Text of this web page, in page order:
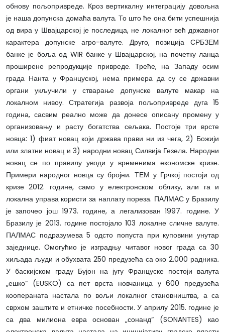
обнову пољопривреде. Кроз вертикалну интеграцију довољна
је наша допунска домаћа валута. То што ће она бити успешнија
од вира у Швајцарској је последица, не локалног већ државног
карактера допунске агро-валуте. Друго, позиција СРБЗЕМ
банке је боља од WIR банке у Швајцарској, на почетку ланца
проширене репродукције привреде. Треће, на Западу осим
града Нанта у Француској, нема примера да су се државни
органи укључили у стварање допунске валуте макар на
локалном нивоу. Стратегија развоја пољопривреде дуга 15
година, сасвим реално може да донесе описану промену у
организовању и расту богатства сељака. Постоје три врсте
новца: 1) фиат новац који држава прави ни из чега, 2) Божији
или златни новац и 3) народни новац Силвија Гезела. Народни
новац се по правилу уводи у временима економске кризе.
Примери народног новца су бројни. ТЕМ у Грчкој постоји од
кризе 2012. године, само у електронском облику, али га и
локална управа користи за наплату пореза. ПАЛМАС у Бразилу
је започео још 1973. године, а легализован 1997. године. У
Бразилу је 2013. године постојало 103 локалне сличне валуте.
ПАЛМАС подразумева 5 одсто попуста при куповини унутар
заједнице. Омогућио је изградњу читавог новог града са 30
хиљада људи и обухвата 250 предузећа са око 2.000 радника.
У баскијском граду Бујон на југу Француске постоји валута
„ешко“ (EUSKO) са пет врста новчаница у 600 предузећа
коопераната настала по вољи локалног становништва, а са
сврхом заштите и етничке посебности. У априлу 2015. године је
са два милиона евра основан „сонанд“ (SONANTES) као